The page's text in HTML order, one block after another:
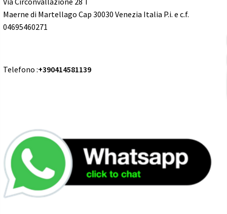
Maerne di Martellago Cap 30030 Venezia Italia P.i. e c.f.
04695460271
Telefono :+390414581139